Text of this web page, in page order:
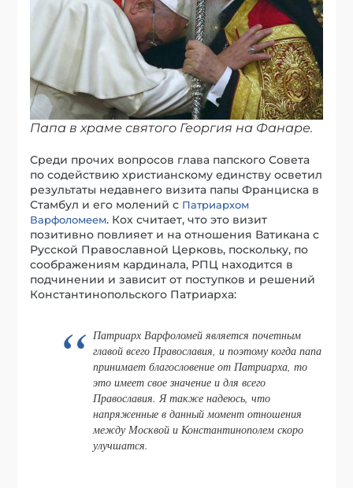
Папа в храме святого Георгия на Фанаре.
Среди прочих вопросов глава папского Совета
по содействию христианскому единству осветил
результаты недавнего визита папы Франциска в
Стамбул и его молений с Патриархом
Варфоломеем. Кох считает, что это визит
позитивно повлияет и на отношения Ватикана с
Русской Православной Церковь, поскольку, по
соображениям кардинала, РПЦ находится в
подчинении и зависит от поступков и решений
Константинопольского Патриарха:
Патриарх Варфоломей является почетным
главой всего Православия, и поэтому когда папа
принимает благословение от Патриарха, то
это имеет свое значение и для всего
Православия. Я также надеюсь, что
напряженные в данный момент отношения
между Москвой и Константинополем скоро
улучшатся.